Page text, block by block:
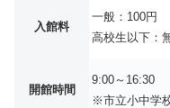
入館料
一般：100円
高校生以下：
開館時間
9:00～16:30
※市立小中学